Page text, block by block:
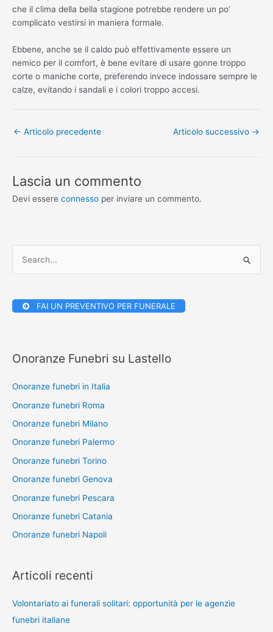
che il clima della bella stagione potrebbe rendere un po’
complicato vestirsi in maniera formale.
Ebbene, anche se il caldo può effettivamente essere un
nemico per il comfort, è bene evitare di usare gonne troppo
corte o maniche corte, preferendo invece indossare sempre le
calze, evitando i sandali e i colori troppo accesi.
← Articolo precedente Articolo successivo →
Lascia un commento
Devi essere connesso per inviare un commento.
c
FAI UN PREVENTIVO PER FUNERALE
Onoranze Funebri su Lastello
Onoranze funebri in Italia
Onoranze funebri Roma
Onoranze funebri Milano
Onoranze funebri Palermo
Onoranze funebri Torino
Onoranze funebri Genova
Onoranze funebri Pescara
Onoranze funebri Catania
Onoranze funebri Napoli
Articoli recenti
Volontariato ai funerali solitari: opportunità per le agenzie
funebri italiane